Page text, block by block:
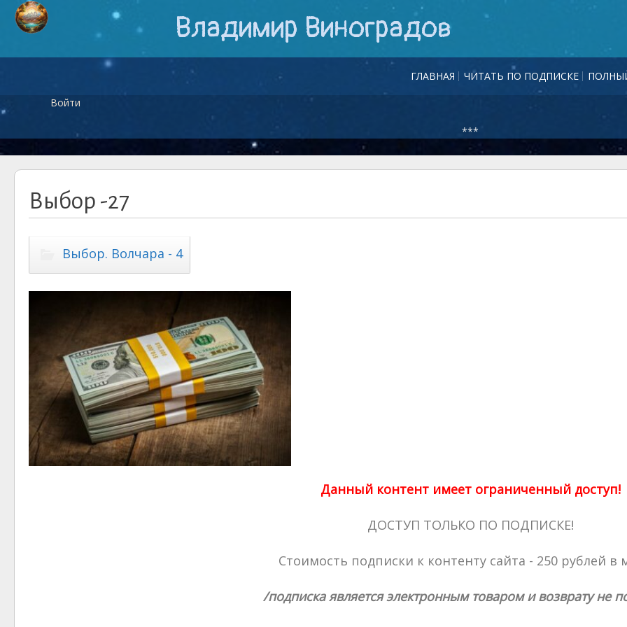
Владимир Виноградов
ГЛАВНАЯ ЧИТАТЬ ПО ПОДПИСКЕ
Войти
***
Выбор -27
Выбор. Волчара - 4
Данный контент имеет ограниченный доступ!
ДОСТУП ТОЛЬКО ПО ПОДПИСКЕ!
Стоимость подписки к контенту сайта - 250 рублей в
/подписка является электронным товаром и возврату не